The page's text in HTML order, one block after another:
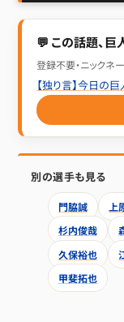
💬 この話題、巨
登録不要・ニックネ
【独り言】今日の
別の選手も見る
門脇誠 上
杉内俊哉
久保裕也
甲斐拓也